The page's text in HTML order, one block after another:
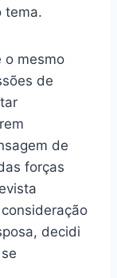
tema.
o mesmo
de
de
forças
decidi